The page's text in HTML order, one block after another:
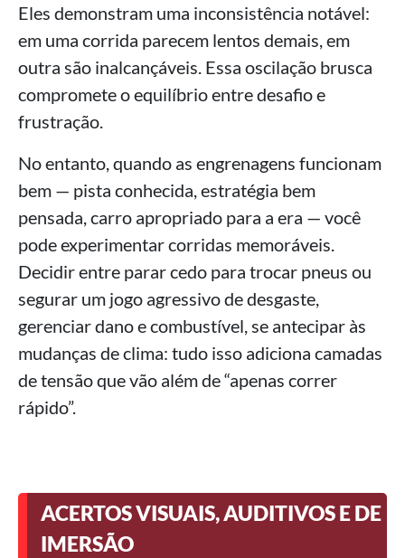
Eles demonstram uma inconsistência notável:
em uma corrida parecem lentos demais, em
outra são inalcançáveis. Essa oscilação brusca
compromete o equilíbrio entre desafio e
frustração.
No entanto, quando as engrenagens funcionam
bem — pista conhecida, estratégia bem
pensada, carro apropriado para a era — você
pode experimentar corridas memoráveis.
Decidir entre parar cedo para trocar pneus ou
segurar um jogo agressivo de desgaste,
gerenciar dano e combustível, se antecipar às
mudanças de clima: tudo isso adiciona camadas
de tensão que vão além de “apenas correr
rápido”.
ACERTOS VISUAIS, AUDITIVOS E DE
IMERSÃO